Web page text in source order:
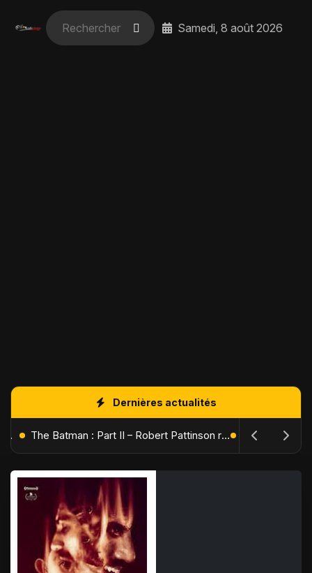
Samedi, 8 août 2026
Dernières actualités
L'Âge de Glace : Le Réveil du Volcan – Manny, Sid et Diego de retour pour une aventure explosive The Batman : Part II – Robert Pattinson replonge dans les ténèbres de Gotham dès octobre 2027